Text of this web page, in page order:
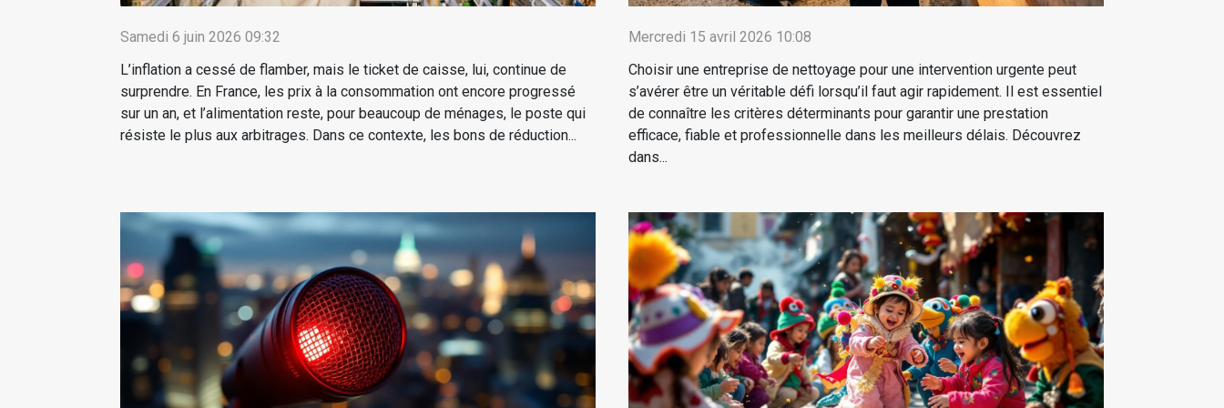
Samedi 6 juin 2026 09:32
L’inflation a cessé de flamber, mais le ticket de caisse, lui, continue de
surprendre. En France, les prix à la consommation ont encore progressé
sur un an, et l’alimentation reste, pour beaucoup de ménages, le poste qui
résiste le plus aux arbitrages. Dans ce contexte, les bons de réduction...
Mercredi 15 avril 2026 10:08
Choisir une entreprise de nettoyage pour une intervention urgente peut
s’avérer être un véritable défi lorsqu’il faut agir rapidement. Il est essentiel
de connaître les critères déterminants pour garantir une prestation
efficace, fiable et professionnelle dans les meilleurs délais. Découvrez
dans...